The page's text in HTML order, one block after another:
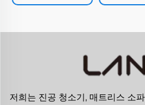
저희는 진공 청소기, 매트리스 소